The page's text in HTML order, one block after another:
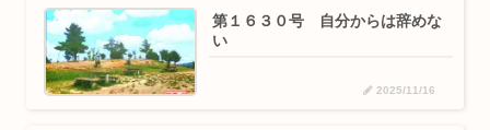
第１６３０号 自分からは辞めな
い
2025/11/16